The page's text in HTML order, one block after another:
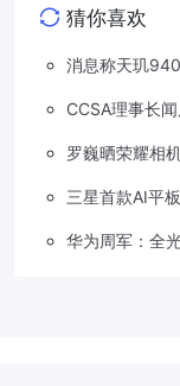
猜你喜欢
消息称天玑
CCSA理事长
罗巍晒荣耀相
三星首款AI平
华为周军：全